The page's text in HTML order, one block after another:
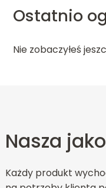
Ostatnio
Nie zobaczyłeś
Nasza
Każdy produkt